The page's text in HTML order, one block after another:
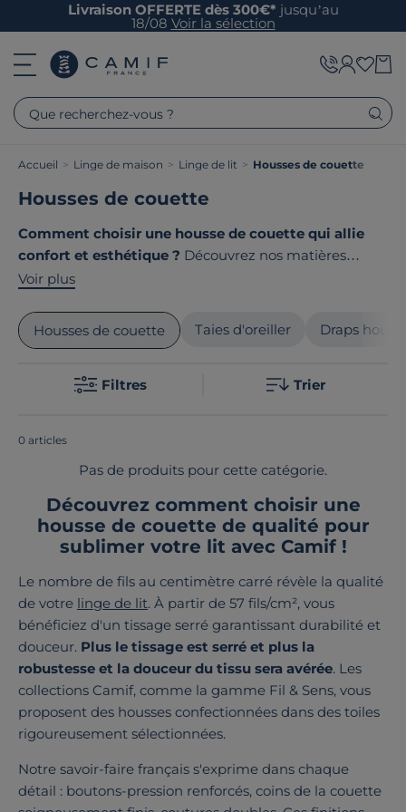
Livraison OFFERTE dès 300€* jusqu’au
18/08 Voir la sélection
Que recherchez-vous ?
Accueil > Linge de maison > Linge de lit > Housses de couette
Housses de couette
Comment choisir une housse de couette qui allie
confort et esthétique ? Découvrez nos matières
nobles comme le coton issu de l'agriculture biologique,
pour chaque lit. Chez Camif, découvrez des collections
tissées avec soin pour sublimer votre chambre et vous
de nos produits ? Ils sont tous
fabriqués en France ou
Voir plus
Housses de couette Taies d'oreiller Draps
Filtres Trier
0 articles
Pas de produits pour cette catégorie.
Découvrez comment choisir une
housse de couette de qualité pour
sublimer votre lit avec Camif !
Le nombre de fils au centimètre carré révèle la qualité
de votre linge de lit. À partir de 57 fils/cm², vous
bénéficiez d'un tissage serré garantissant durabilité et
douceur. Plus le tissage est serré et plus la
robustesse et la douceur du tissu sera avérée. Les
collections Camif, comme la gamme Fil & Sens, vous
proposent des housses confectionnées dans des toiles
rigoureusement sélectionnées.
Notre savoir-faire français s'exprime dans chaque
détail : boutons-pression renforcés, coins de la couette